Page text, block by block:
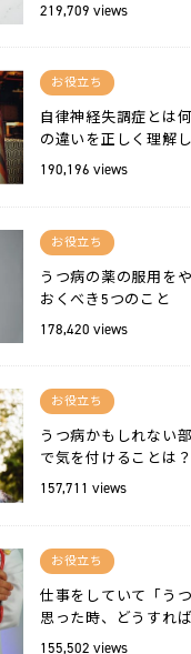
219,709 views
お役立ち
自律神経失調症とは
の違いを正しく理解
190,196 views
お役立ち
うつ病の薬の服用を
おくべき5つのこと
178,420 views
お役立ち
うつ病かもしれない
で気を付けることは
157,711 views
お役立ち
仕事をしていて「う
思った時、どうすれ
155,502 views